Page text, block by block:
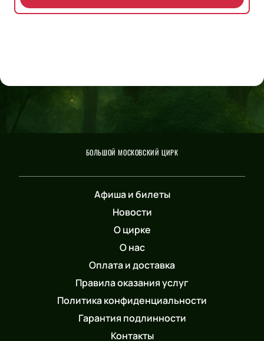
БОЛЬШОЙ МОСКОВСКИЙ ЦИРК
Афиша и билеты
Новости
О цирке
О нас
Оплата и доставка
Правила оказания услуг
Политика конфиденциальности
Гарантия подлинности
Контакты